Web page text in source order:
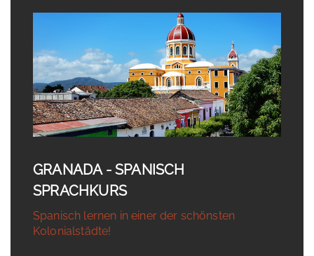
GRANADA - SPANISCH
SPRACHKURS
Spanisch lernen in einer der schönsten
Kolonialstädte!